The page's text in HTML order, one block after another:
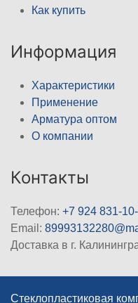
Как купить
Информация
Характеристики
Применение
Арматура оптом
О компании
Контакты
Телефон: +7 924 831-
Email:
Доставка в г.
Стеклопластиковая